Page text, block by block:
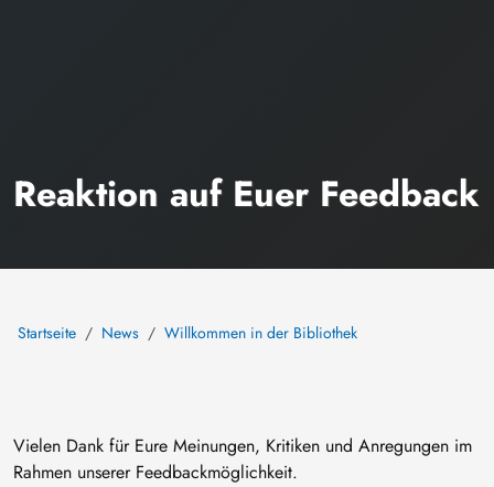
Reaktion auf Euer Feedback
Startseite News Willkommen in der Bibliothek
Vielen Dank für Eure Meinungen, Kritiken und Anregungen im
Rahmen unserer Feedbackmöglichkeit.